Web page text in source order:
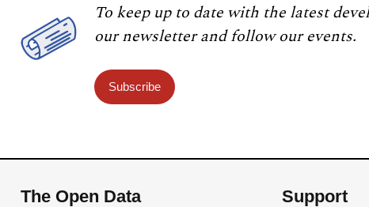
To keep up to date with the latest
our newsletter and follow our events.
Subscribe
The Open Data Support